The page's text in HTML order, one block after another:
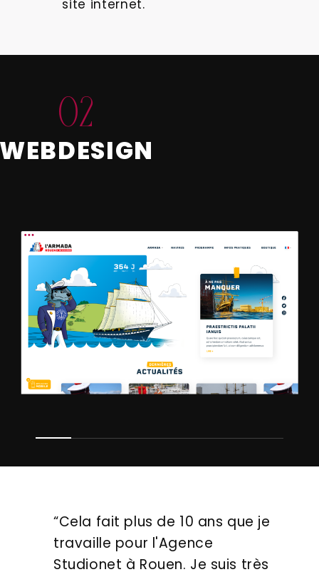
site internet.
02
“Cela fait plus de 10 ans que je
travaille pour l'Agence
Studionet à Rouen. Je suis très